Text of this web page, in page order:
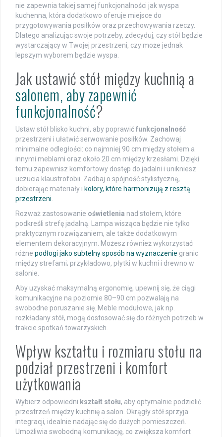
nie zapewnia takiej samej funkcjonalności jak wyspa
kuchenna, która dodatkowo oferuje miejsce do
przygotowywania posiłków oraz przechowywania rzeczy.
Dlatego analizując swoje potrzeby, zdecyduj, czy stół będzie
wystarczający w Twojej przestrzeni, czy może jednak
lepszym wyborem będzie wyspa.
Jak ustawić stół między kuchnią a
salonem, aby zapewnić
funkcjonalność?
Ustaw stół blisko kuchni, aby poprawićfunkcjonalność
przestrzeni i ułatwić serwowanie posiłków. Zachowaj
minimalne odległości: co najmniej 90 cm między stołem a
innymi meblami oraz około 20 cm między krzesłami. Dzięki
temu zapewnisz komfortowy dostęp do jadalni i unikniesz
uczucia klaustrofobii. Zadbaj o spójność stylistyczną,
dobierając materiały i kolory, które harmonizują z resztą
przestrzeni
Rozważ zastosowanie oświetlenia nad stołem, które
podkreśli strefę jadalną. Lampa wisząca będzie nie tylko
praktycznym rozwiązaniem, ale także dodatkowym
elementem dekoracyjnym. Możesz również wykorzystać
różne podłogi jako subtelny sposób na wyznaczenie granic
między strefami; przykładowo, płytki w kuchni i drewno w
salonie.
Aby uzyskać maksymalną ergonomię, upewnij się, że ciągi
komunikacyjne na poziomie 80–90 cm pozwalają na
swobodne poruszanie się. Meble modułowe, jak np.
rozkładany stół, mogą dostosować się do różnych potrzeb w
trakcie spotkań towarzyskich.
Wpływ kształtu i rozmiaru stołu na
podział przestrzeni i komfort
użytkowania
Wybierz odpowiedni kształt stołu, aby optymalnie podzielić
przestrzeń między kuchnię a salon. Okrągły stół sprzyja
integracji, idealnie nadając się do dużych pomieszczeń.
Umożliwia swobodną komunikację, co zwiększa komfort